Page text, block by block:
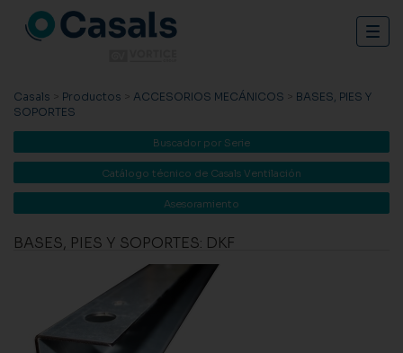
Casals > Productos > ACCESORIOS MECÁNICOS > BASES, PIES Y
SOPORTES
Buscador por Serie
Catálogo técnico de Casals Ventilación
Asesoramiento
BASES, PIES Y SOPORTES: DKF